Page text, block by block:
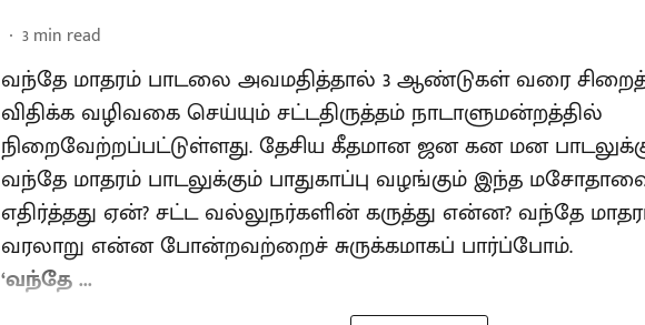
3min read
வந்தே மாதரம் பாடலை அவமதித்தால் 3 ஆண்டுகள் வரை
விதிக்க வழிவகை செய்யும் சட்டதிருத்தம் நாடாளுமன்றத்தில்
நிறைவேற்றப்பட்டுள்ளது. தேசிய கீதமான ஜன கன மன
வந்தே மாதரம் பாடலுக்கும் பாதுகாப்பு வழங்கும் இந்த
எதிர்த்தது ஏன்? சட்ட வல்லுநர்களின் கருத்து என்ன? வந்தே
வரலாறு என்ன போன்றவற்றைச் சுருக்கமாகப் பார்ப்போம்.
‘வந்தே ...